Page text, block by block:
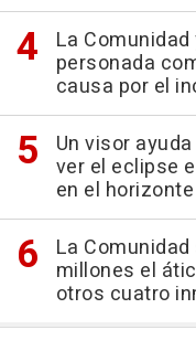
La
personada
causa por el
Un visor
ver el eclipse
en el horizonte
La
millones el
otros cuatro